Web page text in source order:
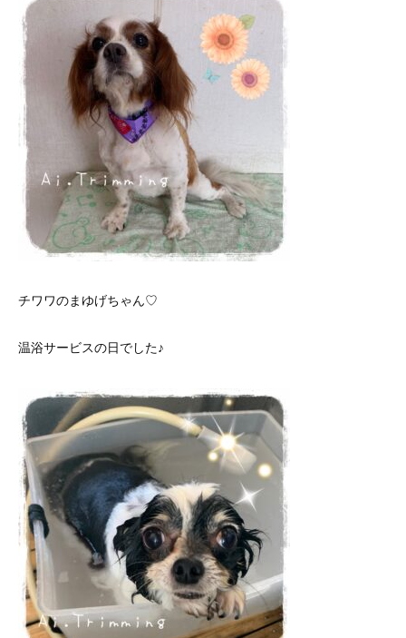
チワワのまゆげちゃん♡
温浴サービスの日でした♪